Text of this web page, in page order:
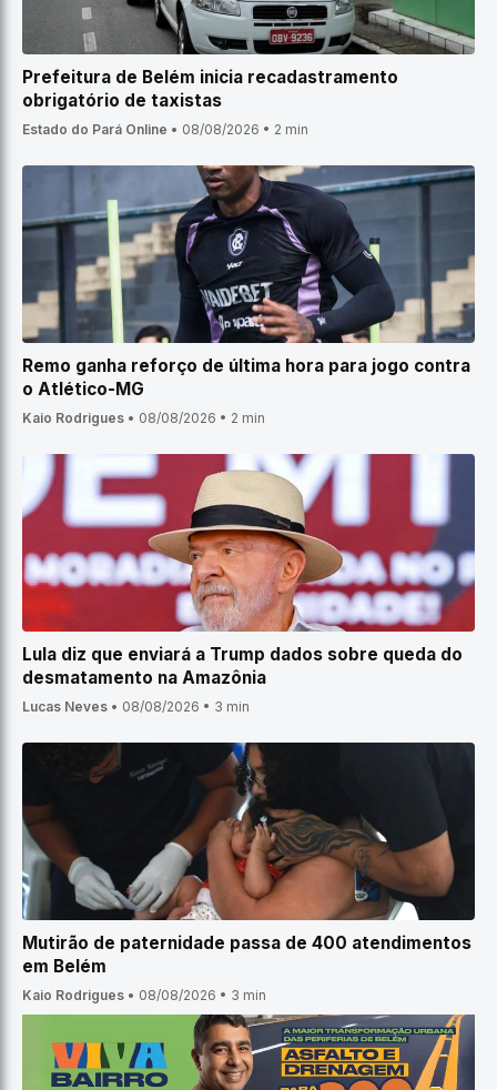
Prefeitura de Belém inicia recadastramento
obrigatório de taxistas
Estado do Pará Online • 08/08/2026 • 2 min
Remo ganha reforço de última hora para jogo contra
o Atlético-MG
Kaio Rodrigues • 08/08/2026 • 2 min
Lula diz que enviará a Trump dados sobre queda do
desmatamento na Amazônia
Lucas Neves • 08/08/2026 • 3 min
Mutirão de paternidade passa de 400 atendimentos
em Belém
Kaio Rodrigues • 08/08/2026 • 3 min